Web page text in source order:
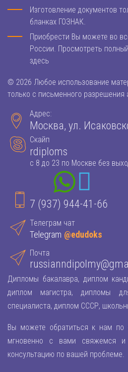
Изготовление документов
бланках ГОЗНАК.
Приобрести Вы можете во
России. Просмотреть
здесь
© 2026 Любое использование
только с письменного разрешения
Адрес:
Москва, ул.
Скайп
rdiploms
с 8 до 23 по Москве без
7 (937) 944-41-66
Телеграм чат
Telegram @edudoks
Почта
Дипломы бакалавра, диплом
диплом магистра, дипломы
специалиста, диплом СССР,
Вы можете обратиться к нам по
мгновенно с вами свяжемся
консультацию по вашей проблеме.